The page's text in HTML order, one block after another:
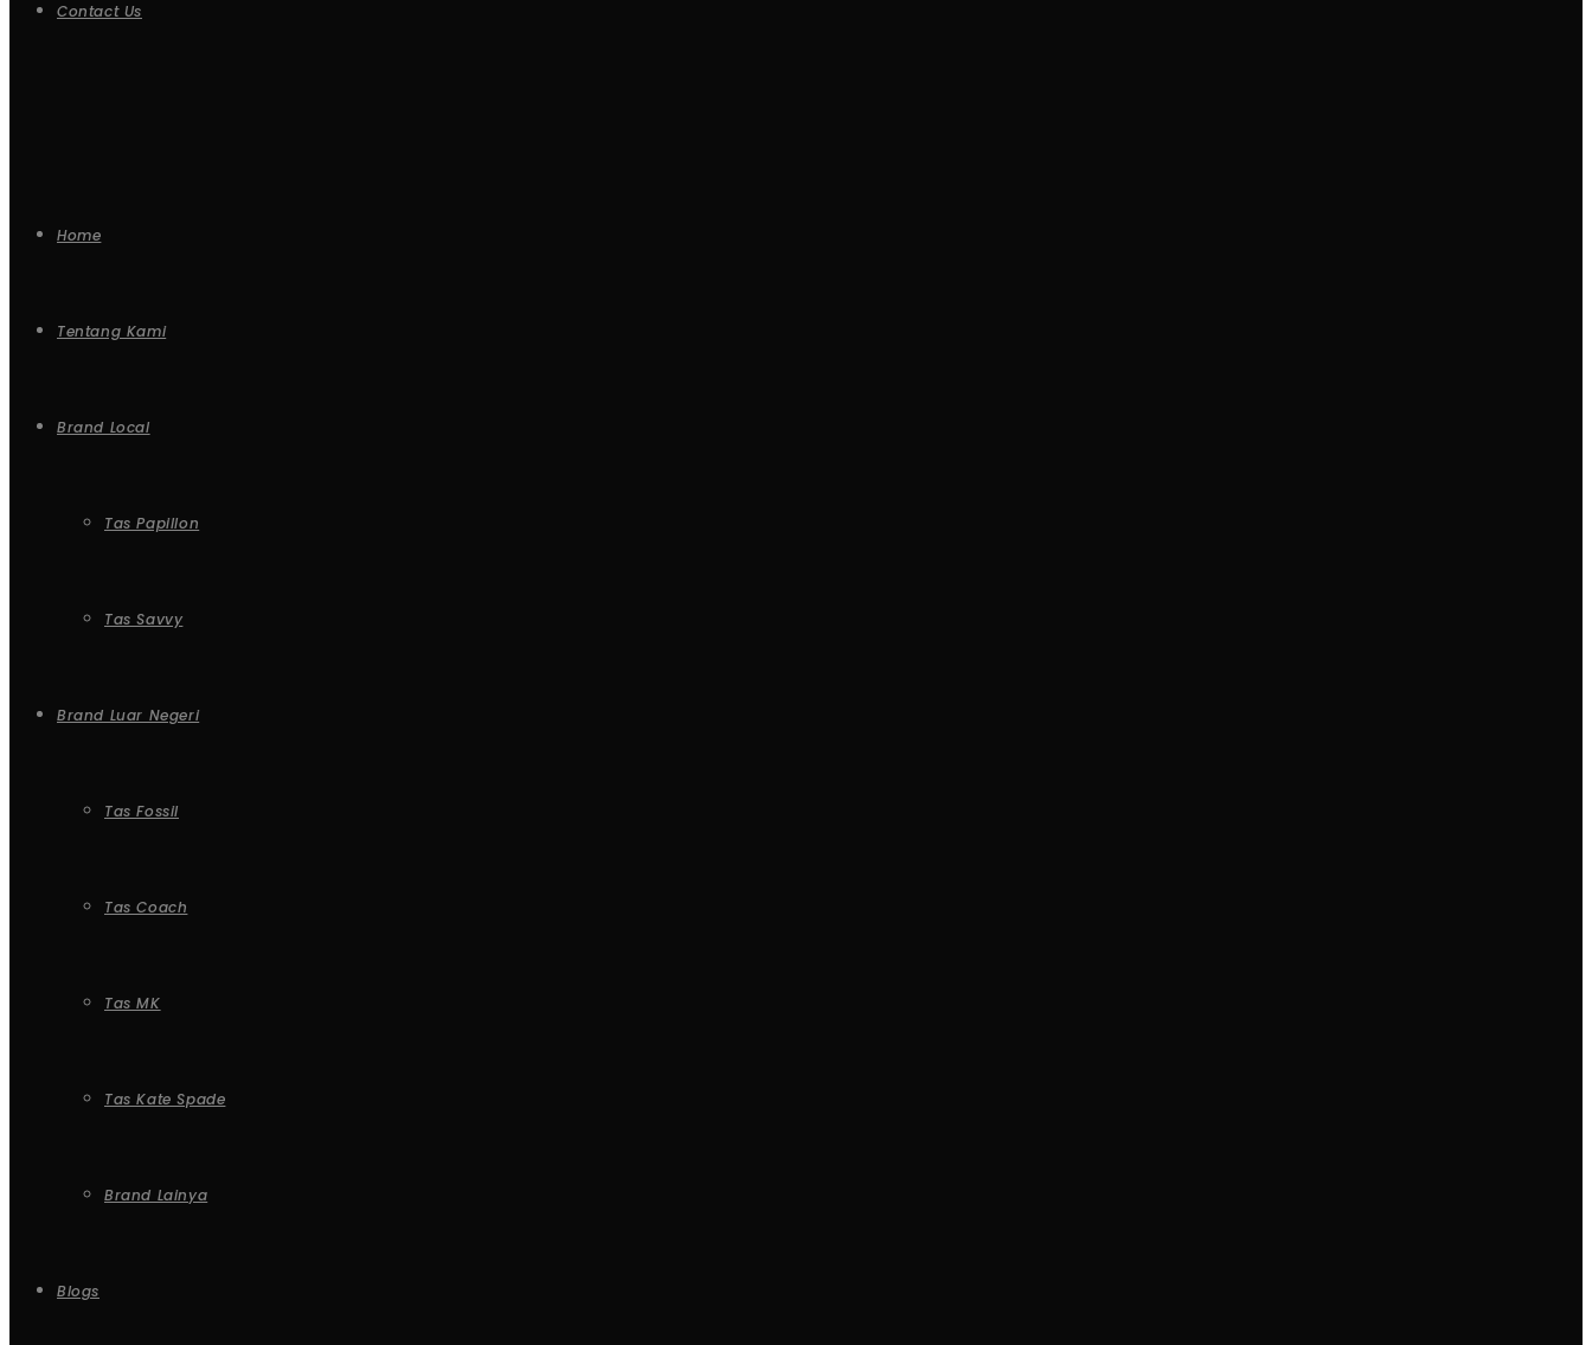
Contact Us
Home
Tentang Kami
Brand Local
Tas Papillon
Tas Savvy
Brand Luar Negeri
Tas Fossil
Tas Coach
Tas MK
Tas Kate Spade
Brand Lainya
Blogs